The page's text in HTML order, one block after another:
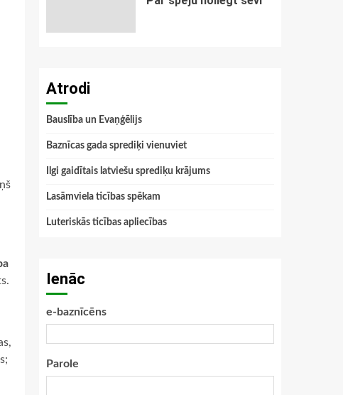
Atrodi
Bauslība un Evaņģēlijs
Baznīcas gada sprediķi vienuviet
Ilgi gaidītais latviešu sprediķu krājums
Lasāmviela ticības spēkam
Luteriskās ticības apliecības
Ienāc
e-baznīcēns
Parole